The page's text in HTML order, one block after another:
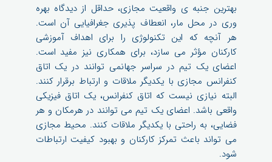
بهترین جنبه ی واقعیت مجازی، حداقل از دیدگاه بهره
وری در محل مار، انعطاف پذیری جغرافیایی آن است.
هر آنچه که این تکنولوژی را برای اهداف آموزشی
کارکنان مؤثر می سازد، برای همکاری نیز مفید است.
اعضای یک تیم در سراسر جهانمی توانند در یک اتاق
کنفرانس مجازی با یکدیگر ملاقات و ارتباط برقرار کنند.
البته نیازی نیست که اتاق کنفرانس، یک اتاق فیزیکی
واقعی باشد. اعضای یک تیم می توانند در هرمکان و هر
فضایی، به راحتی با یکدیگر ملاقات کنند. محیط مجازی
می تواند باعث تمرکز کارکنان و بهبود کیفیت ارتباطات
شود.